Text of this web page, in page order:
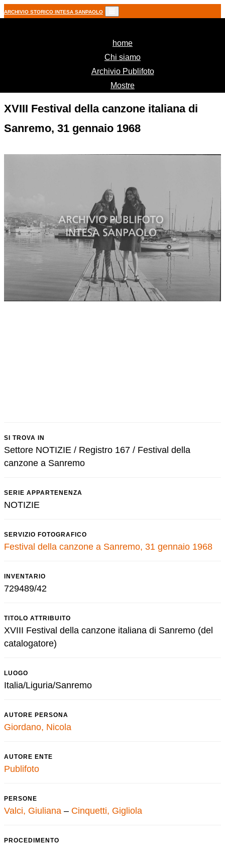
ARCHIVIO STORICO INTESA SANPAOLO
home(current)
Chi siamo
Archivio Publifoto
Mostre
XVIII Festival della canzone italiana di
Sanremo, 31 gennaio 1968
SI TROVA IN
Settore NOTIZIE / Registro 167 / Festival della
canzone a Sanremo
SERIE APPARTENENZA
NOTIZIE
SERVIZIO FOTOGRAFICO
Festival della canzone a Sanremo, 31 gennaio 1968
INVENTARIO
729489/42
TITOLO ATTRIBUITO
XVIII Festival della canzone italiana di Sanremo (del
catalogatore)
LUOGO
Italia/Liguria/Sanremo
AUTORE PERSONA
Giordano, Nicola
AUTORE ENTE
Publifoto
PERSONE
Valci, Giuliana – Cinquetti, Gigliola
PROCEDIMENTO